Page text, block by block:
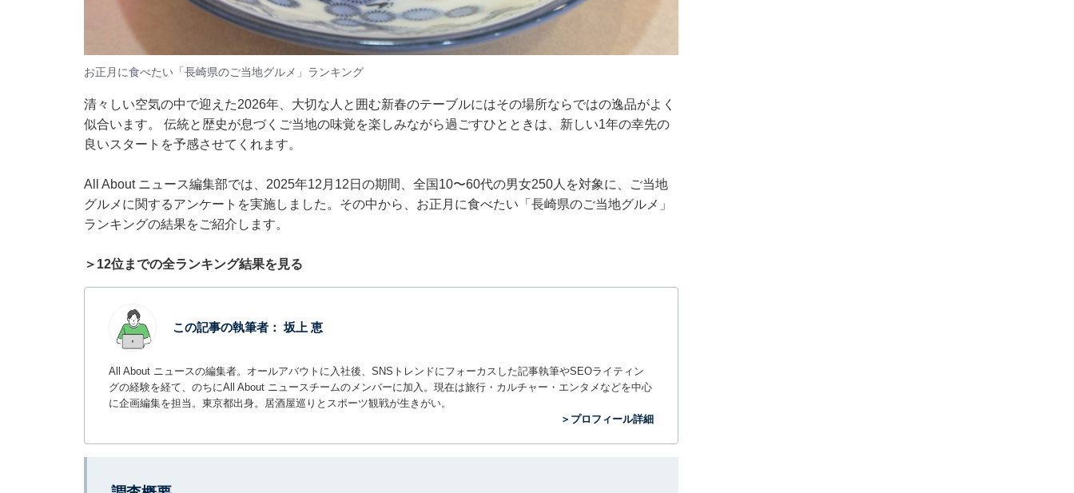
お正月に食べたい「長崎県のご当地グルメ」ランキング
清々しい空気の中で迎えた2026年、大切な人と囲む新春のテーブルにはその場所ならではの逸品がよく
似合います。 伝統と歴史が息づくご当地の味覚を楽しみながら過ごすひとときは、新しい1年の幸先の
良いスタートを予感させてくれます。
All About ニュース編集部では、2025年12月12日の期間、全国10〜60代の男女250人を対象に、ご当地
グルメに関するアンケートを実施しました。その中から、お正月に食べたい「長崎県のご当地グルメ」
ランキングの結果をご紹介します。
＞12位までの全ランキング結果を見る
この記事の執筆者： 坂上 恵
All About ニュースの編集者。オールアバウトに入社後、SNSトレンドにフォーカスした記事執筆やSEOライティン
グの経験を経て、のちにAll About ニュースチームのメンバーに加入。現在は旅行・カルチャー・エンタメなどを中心
に企画編集を担当。東京都出身。居酒屋巡りとスポーツ観戦が生きがい。
＞プロフィール詳細